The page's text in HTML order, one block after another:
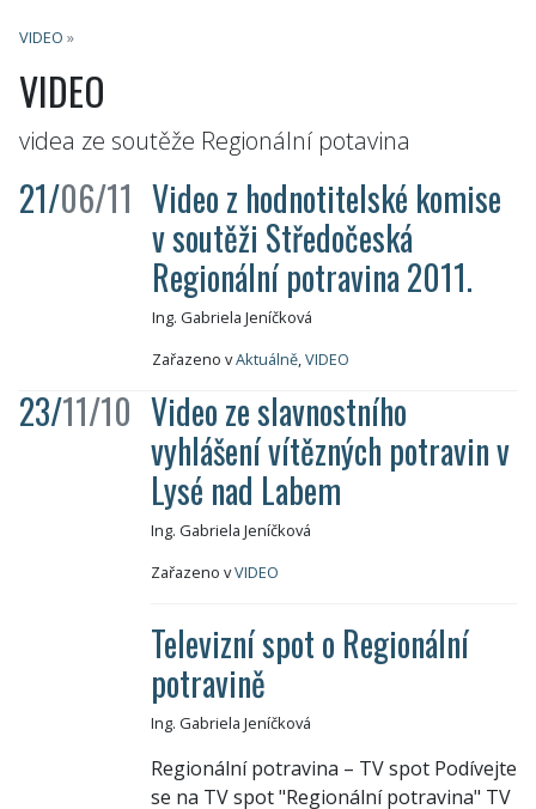
VIDEO »
VIDEO
videa ze soutěže Regionální potavina
21/06/11 Video z hodnotitelské komise
v soutěži Středočeská
Regionální potravina 2011.
Ing. Gabriela Jeníčková
Zařazeno vAktuálně,VIDEO
23/11/10 Video ze slavnostního
vyhlášení vítězných potravin v
Lysé nad Labem
Ing. Gabriela Jeníčková
Zařazeno vVIDEO
Televizní spot o Regionální
potravině
Ing. Gabriela Jeníčková
Regionální potravina – TV spot Podívejte
se na TV spot "Regionální potravina" TV